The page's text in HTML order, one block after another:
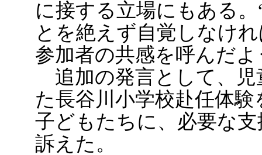
に接する立場にもある
とを絶えず自覚しなけ
参加者の共感を呼んだ
追加の発言として、児
た長谷川小学校赴任体
子どもたちに、必要な
訴えた。